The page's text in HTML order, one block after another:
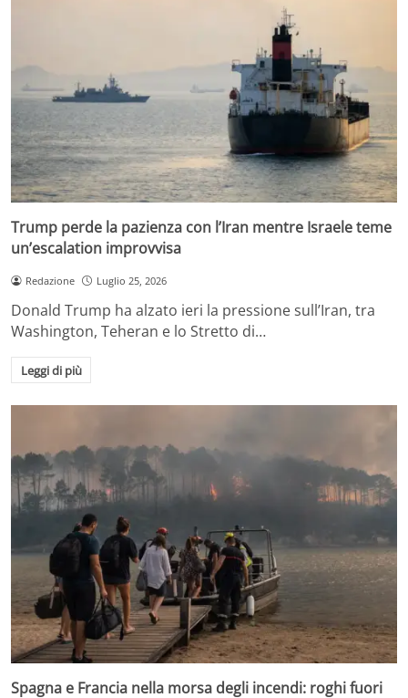
Trump perde la pazienza con l’Iran mentre Israele teme
un’escalation improvvisa
Redazione Luglio 25, 2026
Donald Trump ha alzato ieri la pressione sull’Iran, tra
Washington, Teheran e lo Stretto di…
Leggi di più
Spagna e Francia nella morsa degli incendi: roghi fuori